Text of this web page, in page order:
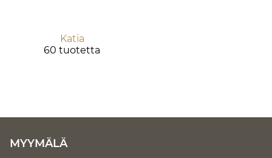
Katia
60 tuotetta
MYYMÄLÄ